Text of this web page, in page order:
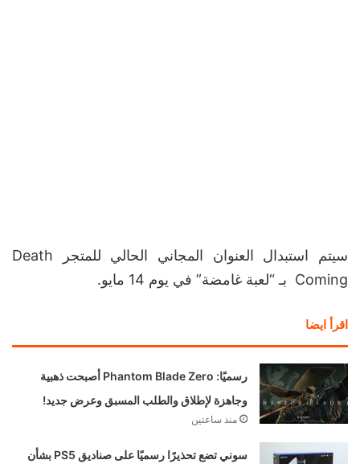
سيتم استبدال العنوان المجاني الحالي
اقرأ ايضا
أصبحت ذهبية وجاهزة لإطلاق